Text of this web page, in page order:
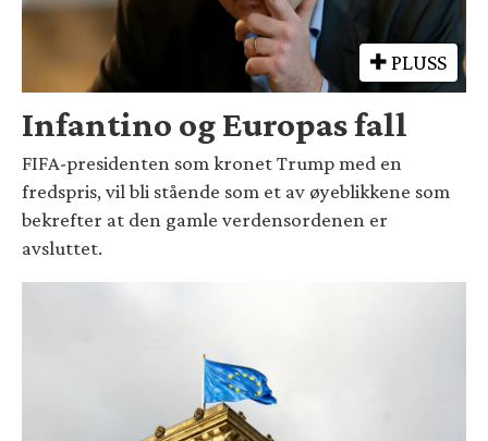
PLUSS
Infantino og Europas fall
FIFA-presidenten som kronet Trump med en
fredspris, vil bli stående som et av øyeblikkene som
bekrefter at den gamle verdensordenen er
avsluttet.